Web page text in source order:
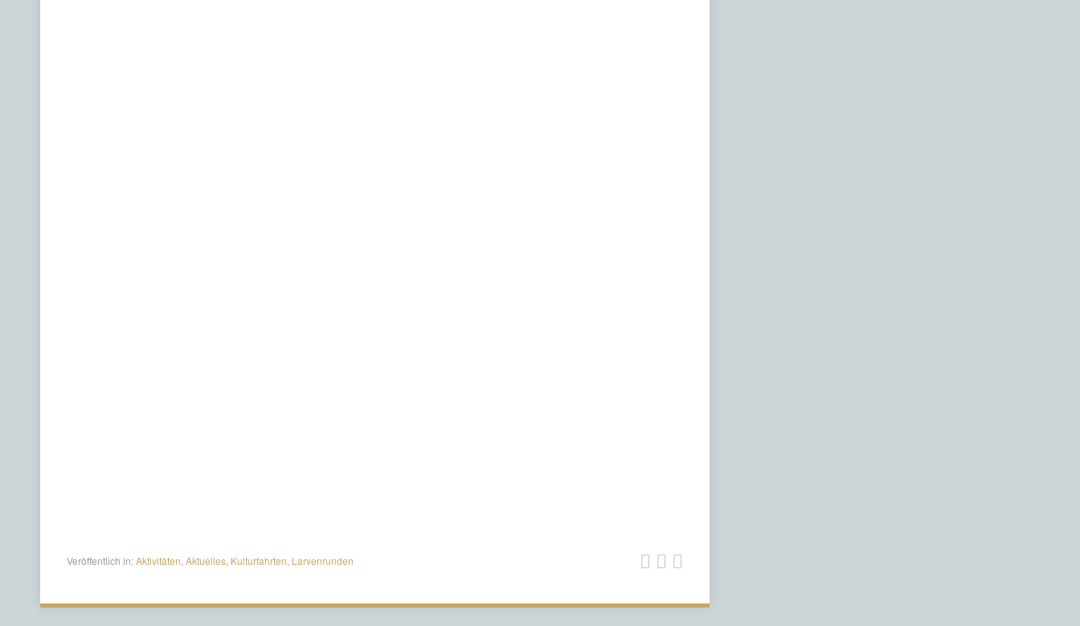
Veröffentlich in:Aktivitäten ,Aktuelles Kulturfahrten Larvenrunden